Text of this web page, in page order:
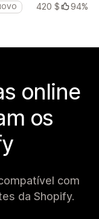
420 $
94%
online
os
com
da Shopify.